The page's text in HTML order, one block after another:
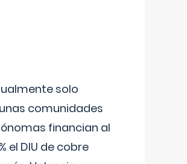
solo
comunidades
financian al
el DIU de cobre